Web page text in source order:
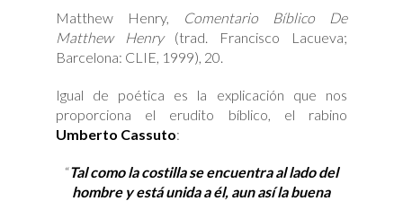
Matthew Henry,
Comentario Bíblico De
Matthew Henry(trad. Francisco Lacueva;
Barcelona: CLIE, 1999), 20.
Igual de poética es la explicación que nos
proporciona el erudito bíblico, el rabino
Umberto Cassuto:
“Tal como la costilla se encuentra al lado del
hombre y está unida a él, aun así la buena